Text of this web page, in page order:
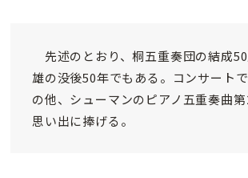
先述のとおり、桐五重奏団の結成
雄の没後50年でもある。コンサート
の他、シューマンのピアノ五重奏曲
思い出に捧げる。